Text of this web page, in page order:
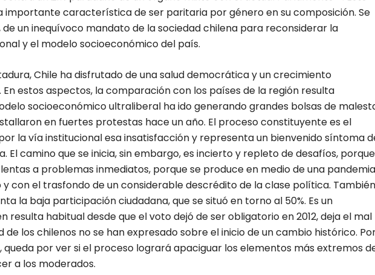
importante característica de ser paritaria por género en su composición. Se
un inequívoco mandato de la sociedad chilena para reconsiderar la
y el modelo socioeconómico del país.
Chile ha disfrutado de una salud democrática y un crecimiento
estos aspectos, la comparación con los países de la región resulta
socioeconómico ultraliberal ha ido generando grandes bolsas de
en fuertes protestas hace un año. El proceso constituyente es el
la vía institucional esa insatisfacción y representa un bienvenido síntoma
El camino que se inicia, sin embargo, es incierto y repleto de desafíos, porque
a problemas inmediatos, porque se produce en medio de una pandemia
con el trasfondo de un considerable descrédito de la clase política. También
la baja participación ciudadana, que se situó en torno al 50%. Es un
resulta habitual desde que el voto dejó de ser obligatorio en 2012, deja el mal
de los chilenos no se han expresado sobre el inicio de un cambio histórico.
por ver si el proceso logrará apaciguar los elementos más extremos
a los moderados.